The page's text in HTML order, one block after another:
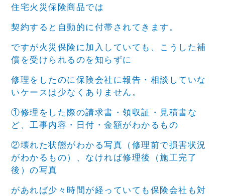
住宅火災保険商品では
契約すると自動的に付帯されてきます。
ですが火災保険に加入していても、こうした補
償を受けられるのを知らずに
修理をしたのに保険会社に報告・相談していな
いケースは少なくありません。
①修理をした際の請求書・領収証・見積書な
ど、工事内容・日付・金額がわかるもの
②壊れた状態がわかる写真（修理前で損害状況
がわかるもの）、なければ修理後（施工完了
後）の写真
があれば少々時間が経っていても保険会社も対